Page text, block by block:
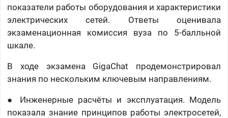
показатели работы оборудования и характеристики
электрических сетей. Ответы оценивала
экзаменационная комиссия вуза по 5-балльной
шкале.
В ходе экзамена GigaChat продемонстрировал
знания по нескольким ключевым направлениям.
● Инженерные расчёты и эксплуатация. Модель
показала знание принципов работы электросетей,